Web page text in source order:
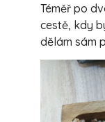
Téměř po
cestě, kdy
dělám sám